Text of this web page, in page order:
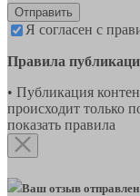
Отправить
Я согласен с
Правила
• Публикация
происходит только
показать правила
Ваш отзыв